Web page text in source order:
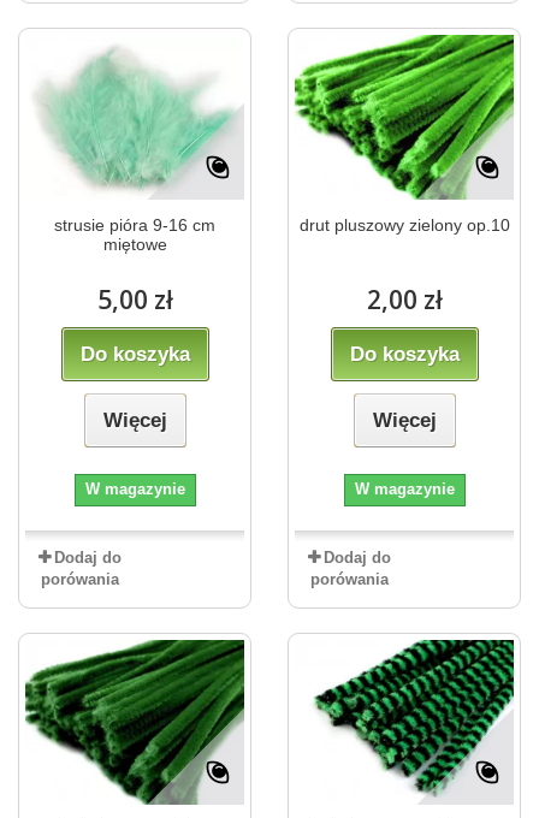
strusie pióra 9-16 cm
miętowe
5,00 zł
Do koszyka
Więcej
W magazynie
Dodaj do
porówania
drut pluszowy zielony op.10
2,00 zł
Do koszyka
Więcej
W magazynie
Dodaj do
porówania